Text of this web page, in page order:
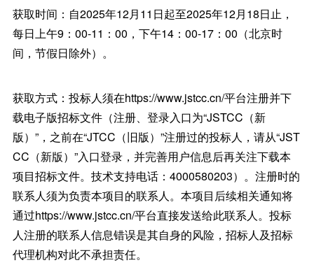
获取时间：自2025年12月11日起至2025年12月18日止，
每日上午9：00-11：00，下午14：00-17：00（北京时
间，节假日除外）。
获取方式：投标人须在https://www.jstcc.cn/平台注册并下
载电子版招标文件（注册、登录入口为“JSTCC（新
版）”，之前在“JTCC（旧版）”注册过的投标人，请从“JST
CC（新版）”入口登录，并完善用户信息后再关注下载本
项目招标文件。技术支持电话：4000580203）。注册时的
联系人须为负责本项目的联系人。本项目后续相关通知将
通过https://www.jstcc.cn/平台直接发送给此联系人。投标
人注册的联系人信息错误是其自身的风险，招标人及招标
代理机构对此不承担责任。